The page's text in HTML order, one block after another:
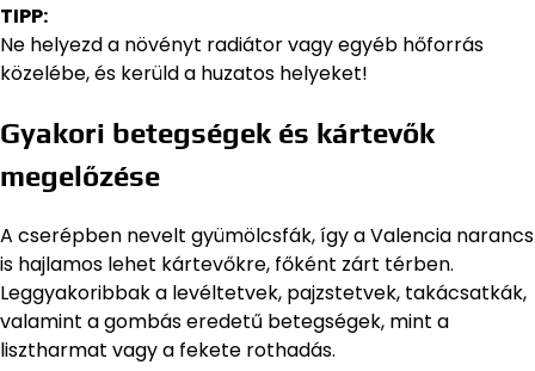
TIPP:
Ne helyezd a növényt radiátor vagy egyéb hőforrás
közelébe, és kerüld a huzatos helyeket!
Gyakori betegségek és kártevők
megelőzése
A cserépben nevelt gyümölcsfák, így a Valencia narancs
is hajlamos lehet kártevőkre, főként zárt térben.
Leggyakoribbak a levéltetvek, pajzstetvek, takácsatkák,
valamint a gombás eredetű betegségek, mint a
lisztharmat vagy a fekete rothadás.